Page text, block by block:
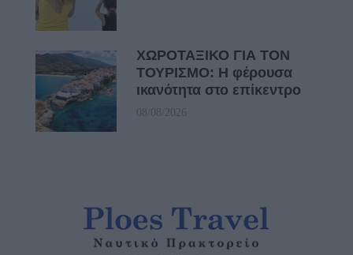
ΧΩΡΟΤΑΞΙΚΟ ΓΙΑ ΤΟΝ
ΤΟΥΡΙΣΜΟ: Η φέρουσα
ικανότητα στο επίκεντρο
08/08/2026